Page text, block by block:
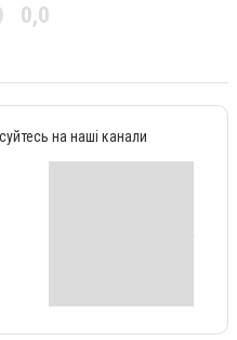
0,0
на наші канали